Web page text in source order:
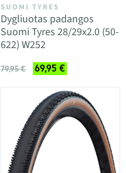
SUOMI TYRES
Dygliuotas padangos
Suomi Tyres 28/29x2.0 (50-
622) W252
79,95 € 69,95 €